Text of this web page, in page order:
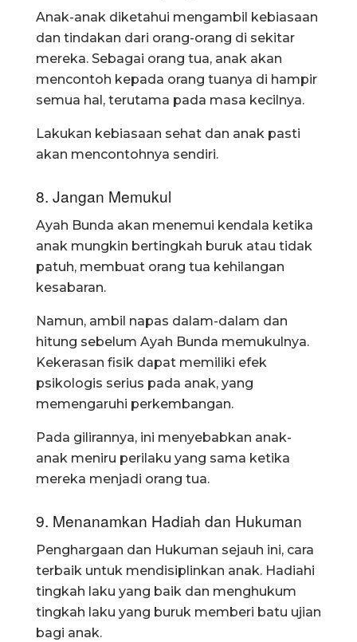
Anak-anak diketahui mengambil kebiasaan
dan tindakan dari orang-orang di sekitar
mereka. Sebagai orang tua, anak akan
mencontoh kepada orang tuanya di hampir
semua hal, terutama pada masa kecilnya.
Lakukan kebiasaan sehat dan anak pasti
akan mencontohnya sendiri.
8. Jangan Memukul
Ayah Bunda akan menemui kendala ketika
anak mungkin bertingkah buruk atau tidak
patuh, membuat orang tua kehilangan
kesabaran.
Namun, ambil napas dalam-dalam dan
hitung sebelum Ayah Bunda memukulnya.
Kekerasan fisik dapat memiliki efek
psikologis serius pada anak, yang
memengaruhi perkembangan.
Pada gilirannya, ini menyebabkan anak-
anak meniru perilaku yang sama ketika
mereka menjadi orang tua.
9. Menanamkan Hadiah dan Hukuman
Penghargaan dan Hukuman sejauh ini, cara
terbaik untuk mendisiplinkan anak. Hadiahi
tingkah laku yang baik dan menghukum
tingkah laku yang buruk memberi batu ujian
bagi anak.